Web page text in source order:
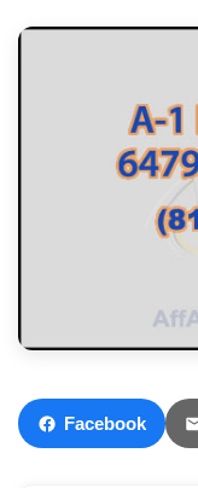
Facebook